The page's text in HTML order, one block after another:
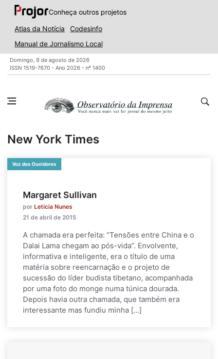
Conheça outros projetos
Atlas da Notícia
Codesinfo
Manual de Jornalismo Local
Domingo, 9 de agosto de 2026
ISSN 1519-7670 - Ano 2026 - nº 1400
New York Times
Voz dos Ouvidores
Margaret Sullivan
por Leticia Nunes
21 de abril de 2015
A chamada era perfeita: “Tensões entre China e o
Dalai Lama chegam ao pós-vida”. Envolvente,
informativa e inteligente, era o título de uma
matéria sobre reencarnação e o projeto de
sucessão do líder budista tibetano, acompanhada
por uma foto do monge numa túnica dourada.
Depois havia outra chamada, que também era
interessante mas fundiu minha […]